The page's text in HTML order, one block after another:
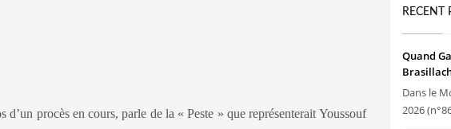
d’un procès en cours, parle de la « Peste » que représenterait Youssouf
RECENT
Quand
Dans le
2026